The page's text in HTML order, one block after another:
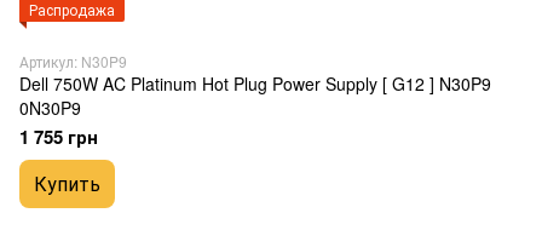
Распродажа
Артикул: N30P9
Dell 750W AC Platinum Hot Plug Power Supply [ G12 ] N30P9
0N30P9
1 755 грн
Купить